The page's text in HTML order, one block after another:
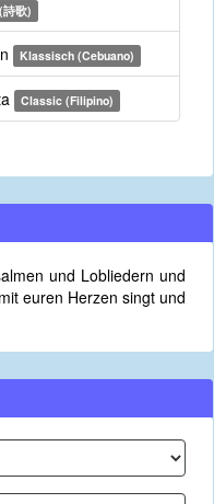
歌)
Klassisch (Cebuano)
Classic (Filipino)
und Lobliedern und
euren Herzen singt und